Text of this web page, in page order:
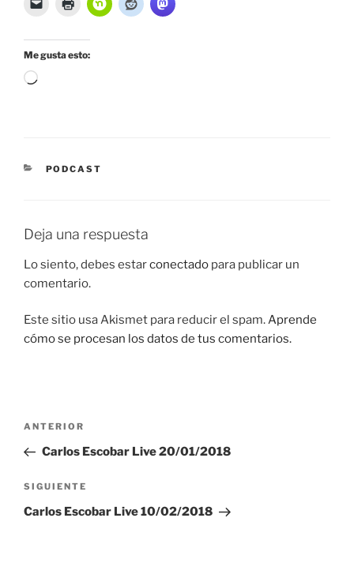
Me gusta esto:
Cargando...
CATEGORÍAS
PODCAST
Deja una respuesta
Lo siento, debes estarconectado para publicar un
comentario.
Este sitio usa Akismet para reducir el spam.Aprende
cómo se procesan los datos de tus comentarios.
Navegación
entradas
Entrada
anterior:
ANTERIOR
Carlos Escobar Live 20/01/2018
Siguiente
entrada
SIGUIENTE
Carlos Escobar Live 10/02/2018